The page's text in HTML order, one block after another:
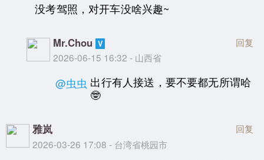
没考驾照，对开车没啥兴趣~
Mr.Chou
2026-06-15 16:32 - 山西省
回复
@虫虫 出行有人接送，要不要都无所谓哈
🤓
雅岚
2026-03-26 17:08 - 台湾省桃园市
回复